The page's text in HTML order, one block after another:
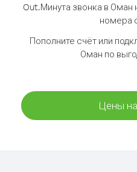
Out.Минута звонка в Оман
номера
Пополните счёт или
Оман по
Цены